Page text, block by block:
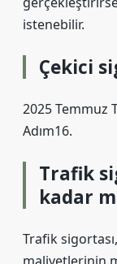
istenebilir.
Çekici
2025 Temmuz
Adım16.
Trafik
kadar
Trafik